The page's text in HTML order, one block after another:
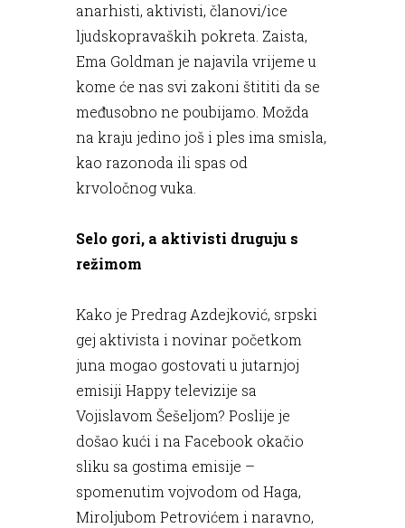
anarhisti, aktivisti, članovi/ice
ljudskopravaških pokreta. Zaista,
Ema Goldman je najavila vrijeme u
kome će nas svi zakoni štititi da se
međusobno ne poubijamo. Možda
na kraju jedino još i ples ima smisla,
kao razonoda ili spas od
krvoločnog vuka.
Selo gori, a aktivisti druguju s
režimom
Kako je Predrag Azdejković, srpski
gej aktivista i novinar početkom
juna mogao gostovati u jutarnjoj
emisiji Happy televizije sa
Vojislavom Šešeljom? Poslije je
došao kući i na Facebook okačio
sliku sa gostima emisije –
spomenutim vojvodom od Haga,
Miroljubom Petrovićem i naravno,